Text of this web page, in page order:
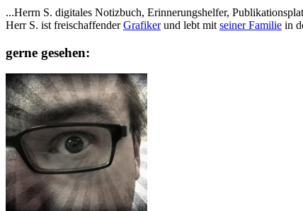
...Herrn S. digitales Notizbuch, Erinnerungshelfer,
Herr S. ist freischaffenderGrafikerund lebt mit seiner Familie in
gerne gesehen: